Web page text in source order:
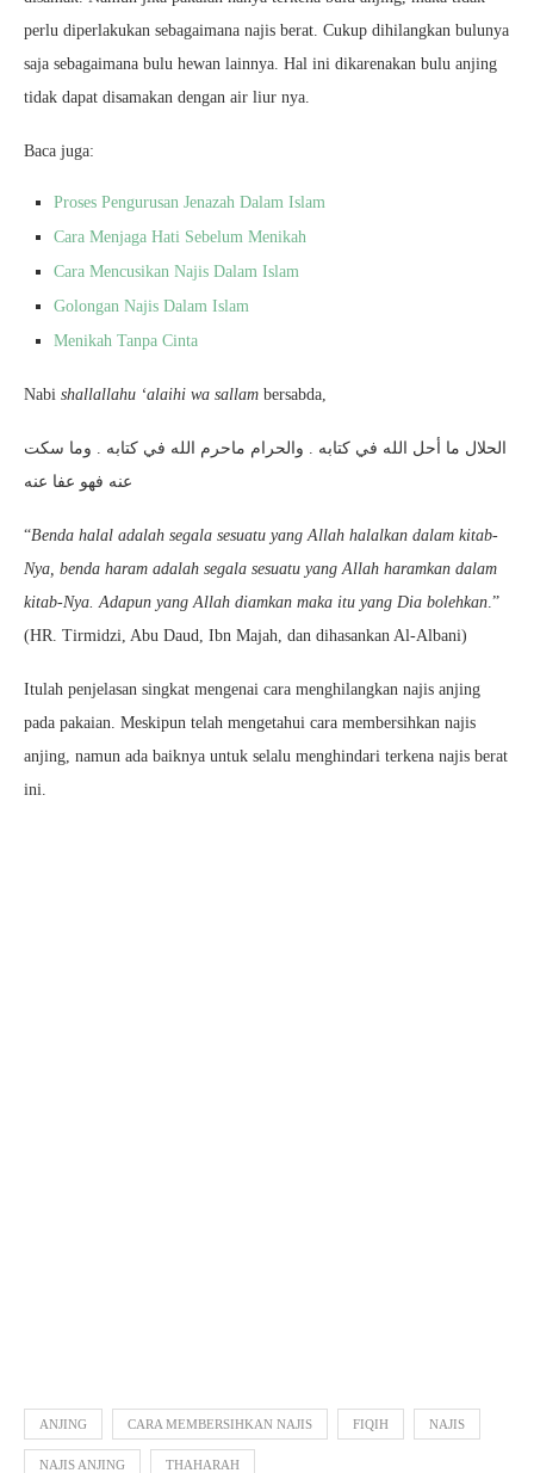
perlu diperlakukan sebagaimana najis berat. Cukup dihilangkan bulunya
saja sebagaimana bulu hewan lainnya. Hal ini dikarenakan bulu anjing
tidak dapat disamakan dengan air liur nya.
Baca juga:
Proses Pengurusan Jenazah Dalam Islam
Cara Menjaga Hati Sebelum Menikah
Cara Mencusikan Najis Dalam Islam
Golongan Najis Dalam Islam
Menikah Tanpa Cinta
Nabi shallallahu ‘alaihi wa sallam bersabda,
الحلال ما أحل الله في كتابه . والحرام ماحرم الله في كتابه . وما سكت
عنه فهو عفا عنه
“Benda halal adalah segala sesuatu yang Allah halalkan dalam kitab-
Nya, benda haram adalah segala sesuatu yang Allah haramkan dalam
kitab-Nya. Adapun yang Allah diamkan maka itu yang Dia bolehkan.”
(HR. Tirmidzi, Abu Daud, Ibn Majah, dan dihasankan Al-Albani)
Itulah penjelasan singkat mengenai cara menghilangkan najis anjing
pada pakaian. Meskipun telah mengetahui cara membersihkan najis
anjing, namun ada baiknya untuk selalu menghindari terkena najis berat
ini.
ANJING CARA MEMBERSIHKAN NAJIS FIQIH NAJIS
NAJIS ANJING THAHARAH